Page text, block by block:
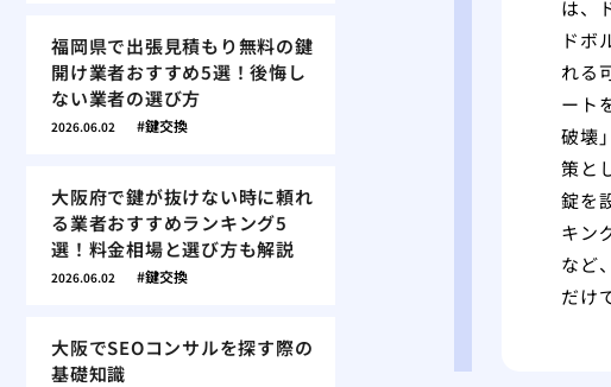
は、
ドボ
れる
ート
破壊
策と
錠を
キン
など
だけ
福岡県で出張見積もり無料の鍵
開け業者おすすめ5選！後悔し
ない業者の選び方
2026.06.02 鍵交換
大阪府で鍵が抜けない時に頼れ
る業者おすすめランキング5
選！料金相場と選び方も解説
2026.06.02 鍵交換
大阪でSEOコンサルを探す際の
基礎知識